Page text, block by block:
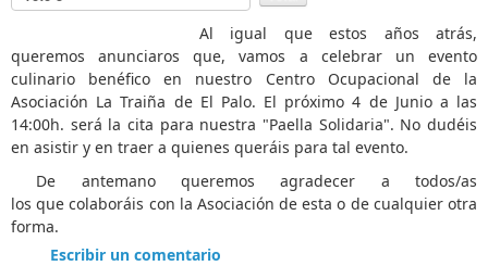
o
f
a
v
o
r
o
t
Al igual que estos años atrás,
queremos anunciaros que, vamos a celebrar un evento
culinario benéfico en nuestro Centro Ocupacional de la
Asociación La Traiña de El Palo. El próximo 4 de Junio a las
14:00h. será la cita para nuestra "Paella Solidaria". No dudéis
en asistir y en traer a quienes queráis para tal evento.
De antemano queremos agradecer a todos/as
los que colaboráis con la Asociación de esta o de cualquier otra
forma.
Escribir un comentario